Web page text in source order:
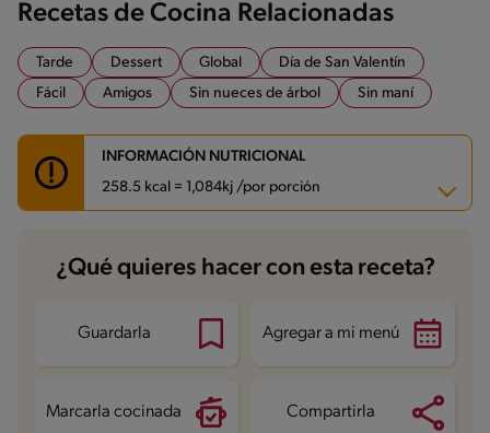
Recetas de Cocina Relacionadas
Tarde Dessert Global
Día de San Valentín
Fácil
Amigos Sin nueces de árbol Sin maní
INFORMACIÓN NUTRICIONAL
258.5 kcal = 1,084kj /por porción
Carbohidratos 28.3 g
Energía 258.5 kcal
Proteína
Grasas saturadas 7.7 g
¿Qué quieres hacer con esta receta?
Guardarla Agregar a mi menú
Marcarla cocinada Compartirla